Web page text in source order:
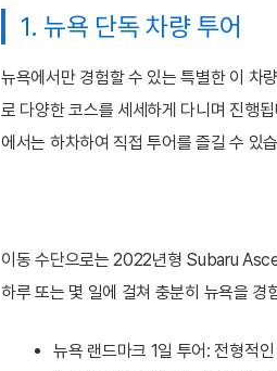
1. 뉴욕 단독 차량 투어
뉴욕에서만 경험할 수 있는 특별한 이 차
로 다양한 코스를 세세하게 다니며 진행
에서는 하차하여 직접 투어를 즐길 수 있
이동 수단으로는 2022년형 Subaru
하루 또는 몇 일에 걸쳐 충분히 뉴욕을 경
뉴욕 랜드마크 1일 투어: 전형적